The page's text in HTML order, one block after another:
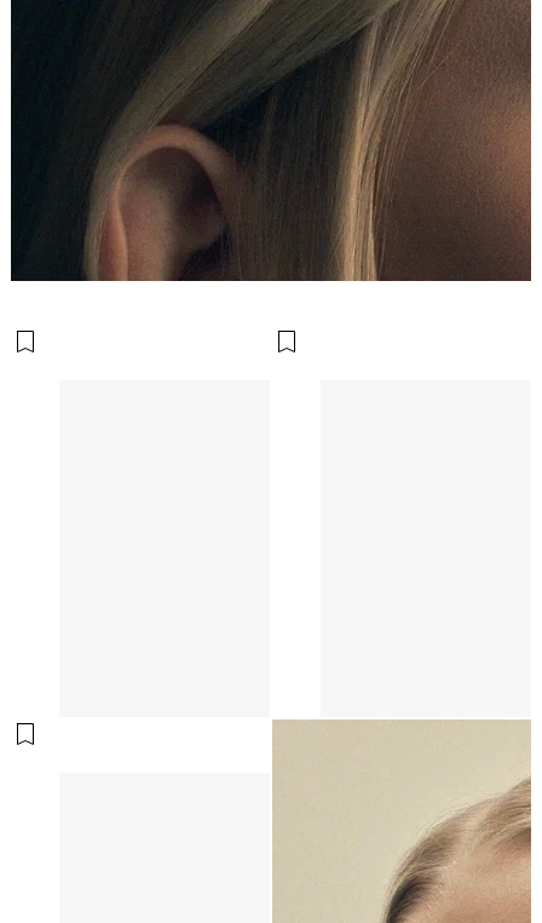
Подвеска из желтого золота с
бриллиантами ПУТЬ 8
140 000 ₽